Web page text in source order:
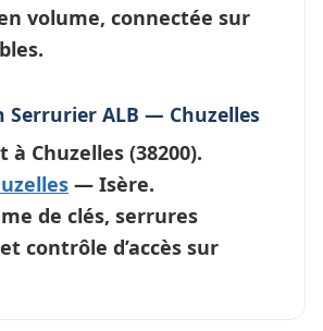
volume, connectée sur
ALB — Chuzelles
à Chuzelles (38200).
— Isère.
de clés, serrures
contrôle d’accès sur